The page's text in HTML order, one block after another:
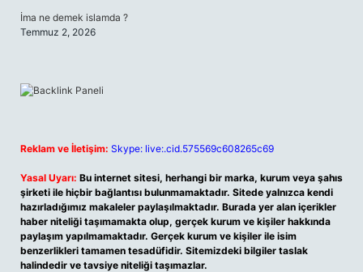
İma ne demek islamda ?
Temmuz 2, 2026
Reklam ve İletişim: Skype: live:.cid.575569c608265c69
Yasal Uyarı: Bu internet sitesi, herhangi bir marka, kurum veya şahıs
şirketi ile hiçbir bağlantısı bulunmamaktadır. Sitede yalnızca kendi
hazırladığımız makaleler paylaşılmaktadır. Burada yer alan içerikler
haber niteliği taşımamakta olup, gerçek kurum ve kişiler hakkında
paylaşım yapılmamaktadır. Gerçek kurum ve kişiler ile isim
benzerlikleri tamamen tesadüfidir. Sitemizdeki bilgiler taslak
halindedir ve tavsiye niteliği taşımazlar.